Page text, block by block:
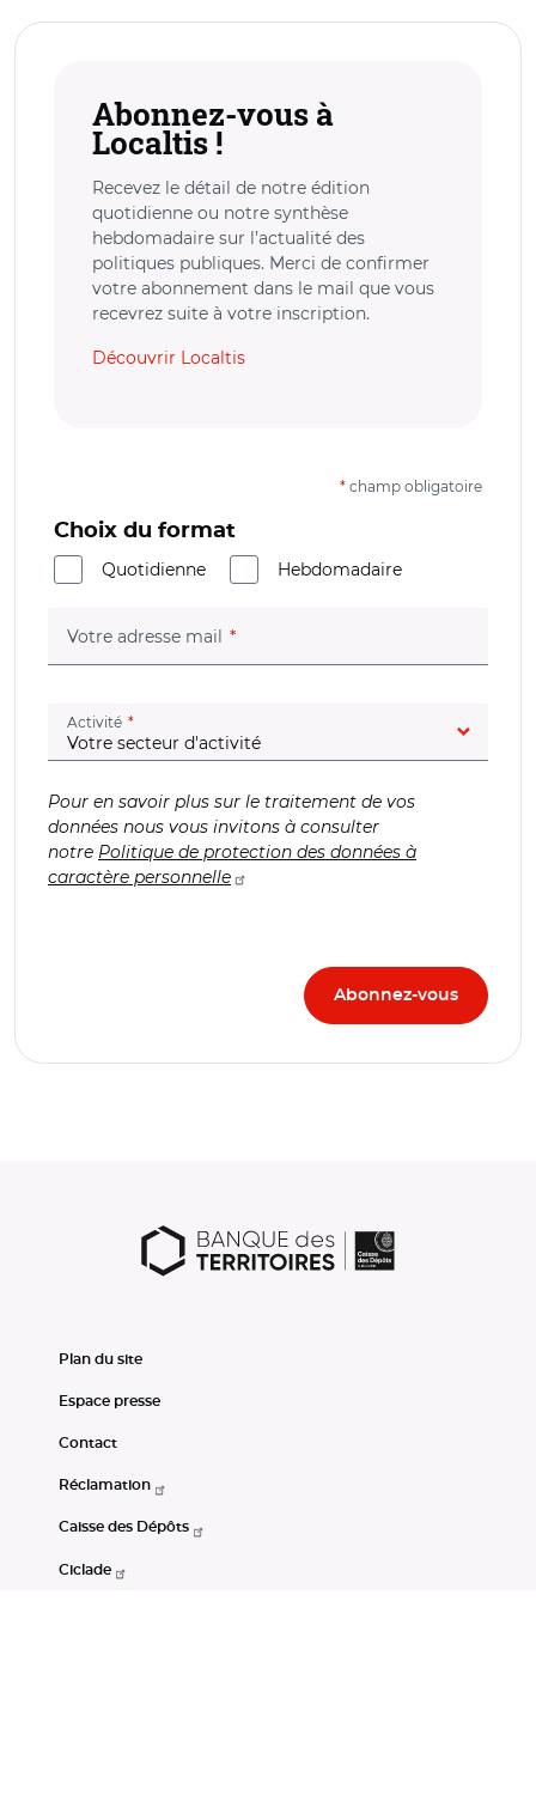
Abonnez-vous à
Localtis !
Recevez le détail de notre édition
quotidienne ou notre synthèse
hebdomadaire sur l’actualité des
politiques publiques. Merci de confirmer
votre abonnement dans le mail que vous
recevrez suite à votre inscription.
Découvrir Localtis
* champ obligatoire
Choix du format
Quotidienne
Hebdomadaire
Votre adresse mail (champ obligatoire)
Activité (champ obligatoire)
Pour en savoir plus sur le traitement de vos
données nous vous invitons à consulter
notre Politique de protection des données à
caractère personnelle
Plan du site
Espace presse
Contact
Réclamation
Caisse des Dépôts
Ciclade